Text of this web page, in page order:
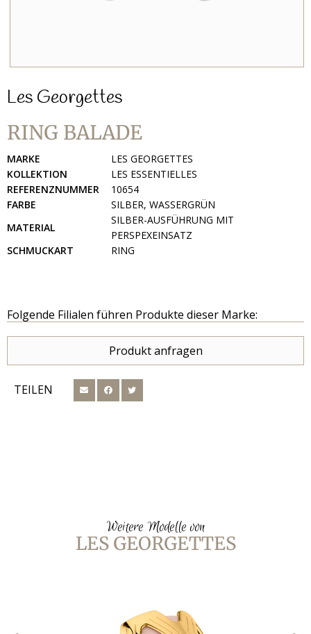
Les Georgettes
RING BALADE
MARKE
LES GEORGETTES
KOLLEKTION
LES ESSENTIELLES
REFERENZNUMMER
10654
FARBE
SILBER, WASSERGRÜN
MATERIAL
SILBER-AUSFÜHRUNG MIT
PERSPEXEINSATZ
SCHMUCKART
RING
Folgende Filialen führen Produkte dieser Marke:
Produkt anfragen
TEILEN
Weitere Modelle von
LES GEORGETTES